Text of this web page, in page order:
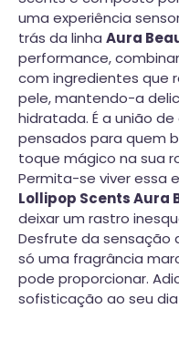
uma experiência
trás da linha Aura
performance,
com ingredientes que
pele, mantendo-a
hidratada. É a união
pensados para quem
toque mágico na sua
Permita-se viver essa
Lollipop Scents Aura
deixar um rastro
Desfrute da sensação
só uma fragrância
pode proporcionar.
sofisticação ao seu